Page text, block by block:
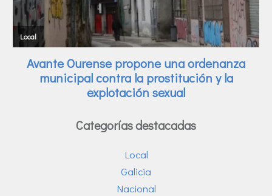
Categorías destacadas
Local
Galicia
Nacional